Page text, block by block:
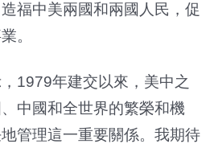
福中美兩國和兩國人民，促
。
1979年建交以來，美中之
中國和全世界的繁榮和機
管理這一重要關係。我期待